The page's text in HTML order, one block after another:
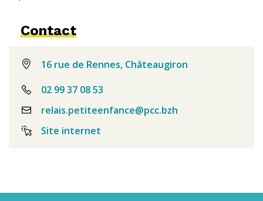
Contact
16 rue de Rennes, Châteaugiron
02 99 37 08 53
relais.petiteenfance@pcc.bzh
Site internet